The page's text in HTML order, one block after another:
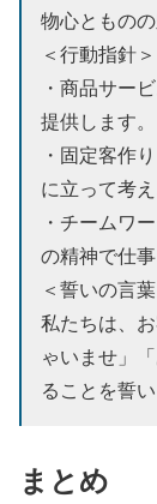
物心ともの
＜行動指針＞
・商品サー
提供します。
・固定客作
に立って考
・チームワ
の精神で仕事
＜誓いの言葉
私たちは、
ゃいませ」
ることを誓い
まとめ